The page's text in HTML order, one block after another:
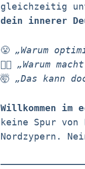
gleichzeitig
dein innerer
😤 „Warum
😵‍💫 „Warum
🤯 „Das kann
Willkommen im
keine Spur
Nordzypern.